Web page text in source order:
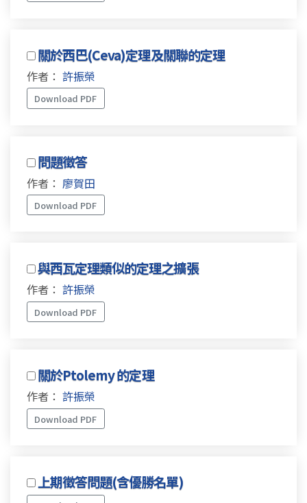
關於西巴(Ceva)定理及關聯的定理
作者： 許振榮
Download PDF
問題徵答
作者： 廖賀田
Download PDF
與西瓦定理類似的定理之擴張
作者： 許振榮
Download PDF
關於Ptolemy 的定理
作者： 許振榮
Download PDF
上期徵答問題(含優勝名單)